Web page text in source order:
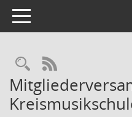
Toggle navigation
RSS-Feed